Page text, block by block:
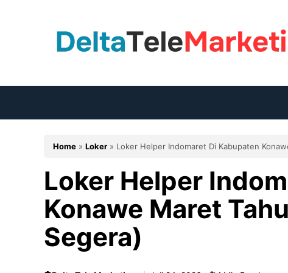
Home » Loker » Loker Helper Indomaret Di Kabupaten
Loker Helper
Konawe Maret
Segera)